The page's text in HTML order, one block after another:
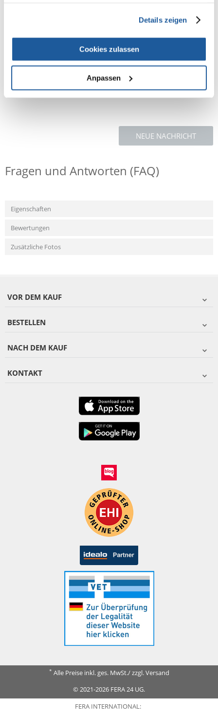
Details zeigen
Cookies zulassen
Anpassen
Fütterungsempfehlungen:
Größe für Katzen Menge / Tag 70g Dose
Erwachsene / Senioren Bis zu 2 Dosen
NEUE NACHRICHT
Fragen und Antworten (FAQ)
Eigenschaften
Bewertungen
Zusätzliche Fotos
VOR DEM KAUF
BESTELLEN
NACH DEM KAUF
KONTAKT
* Alle Preise inkl. ges. MwSt./ zzgl. Versand
© 2021-2026 FERA 24 UG.
FERA INTERNATIONAL: